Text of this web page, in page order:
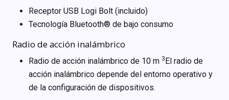
Receptor USB Logi Bolt (incluido)
Tecnología Bluetooth® de bajo consumo
Radio de acción inalámbrico
Radio de acción inalámbrico de 10 m 3El radio de
acción inalámbrico depende del entorno operativo y
de la configuración de dispositivos.